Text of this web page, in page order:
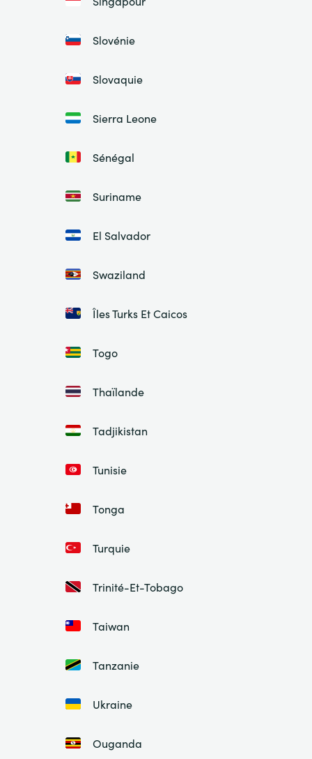
Slovénie
Slovaquie
Sierra Leone
Sénégal
Suriname
El Salvador
Swaziland
Îles Turks Et Caicos
Togo
Thaïlande
Tadjikistan
Tunisie
Tonga
Turquie
Trinité-Et-Tobago
Taiwan
Tanzanie
Ukraine
Ouganda